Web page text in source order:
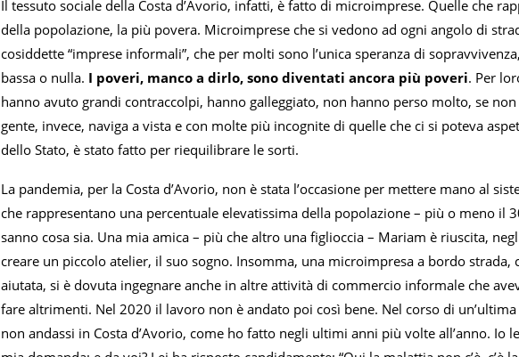
Il tessuto sociale della Costa d’Avorio, infatti, è fatto di microimprese. Quelle che
della popolazione, la più povera. Microimprese che si vedono ad ogni angolo di
cosiddette “imprese informali”, che per molti sono l’unica speranza di
bassa o nulla. I poveri, manco a dirlo, sono diventati ancora più poveri. Per
hanno avuto grandi contraccolpi, hanno galleggiato, non hanno perso molto, se
gente, invece, naviga a vista e con molte più incognite di quelle che ci si poteva
dello Stato, è stato fatto per riequilibrare le sorti.
La pandemia, per la Costa d’Avorio, non è stata l’occasione per mettere mano al
che rappresentano una percentuale elevatissima della popolazione – più o meno il
sanno cosa sia. Una mia amica – più che altro una figlioccia – Mariam è riuscita,
creare un piccolo atelier, il suo sogno. Insomma, una microimpresa a bordo strada,
aiutata, si è dovuta ingegnare anche in altre attività di commercio informale che
fare altrimenti. Nel 2020 il lavoro non è andato poi così bene. Nel corso di
non andassi in Costa d’Avorio, come ho fatto negli ultimi anni più volte all’anno. Io